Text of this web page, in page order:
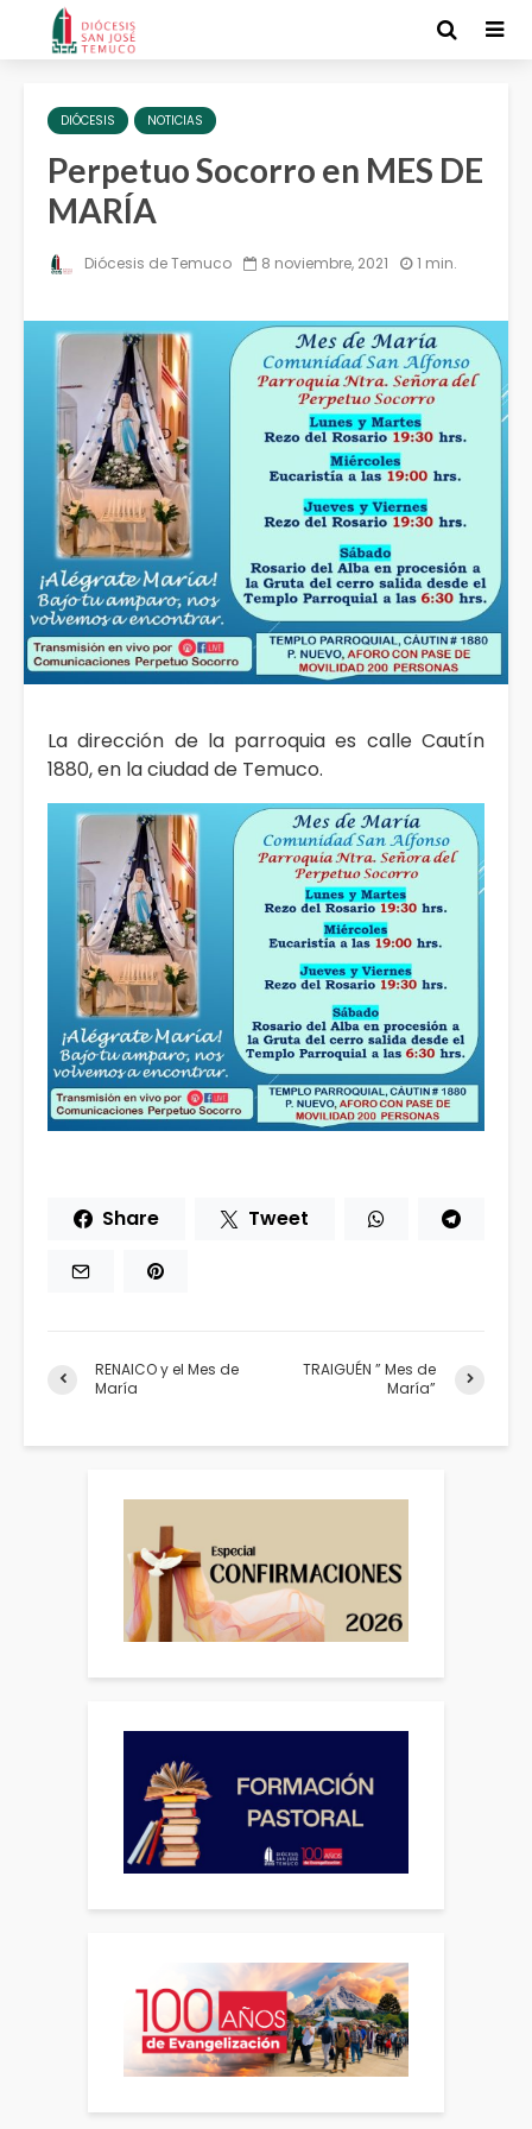
DIÓCESIS NOTICIAS
Perpetuo Socorro en MES DE
MARÍA
Diócesis de Temuco 8 noviembre, 2021 1 min.
La dirección de la parroquia es calle Cautín
1880, en la ciudad de Temuco.
Share Tweet
RENAICO y el Mes de
María
TRAIGUÉN ” Mes de
María”